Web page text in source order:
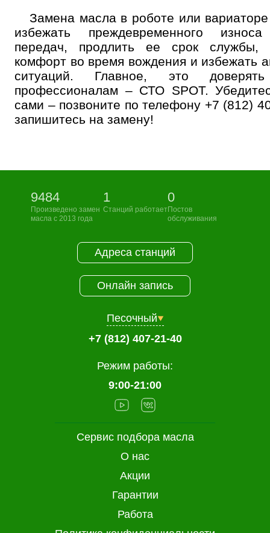
Замена масла в роботе или вариаторе
избежать преждевременного
передач, продлить ее срок службы,
комфорт во время вождения и избежать
ситуаций. Главное, это
профессионалам – СТО SPOT.
сами – позвоните по телефону +7 (812)
запишитесь на замену!
9484
Произведено замен
масла с 2013 года
1
Станций работает
0
Постов
обслуживания
Сервис подбора масла
О нас
Акции
Гарантии
Работа
Адреса станций
Онлайн запись
Песочный
+7 (812) 407-21-40
Режим работы:
9:00-21:00